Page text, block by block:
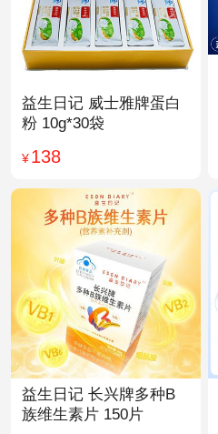
益生日记 威士雅牌蛋白
粉 10g*30袋
¥138
益生日记 长兴牌多种B
族维生素片 150片